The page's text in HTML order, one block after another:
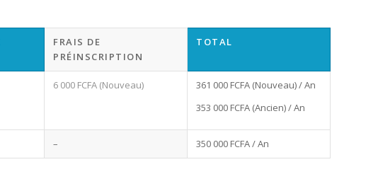
FRAIS DE
PRÉINSCRIPTION
TOTAL
6 000 FCFA (Nouveau)
361 000 FCFA (Nouveau) / An
353 000 FCFA (Ancien) / An
– 350 000 FCFA / An